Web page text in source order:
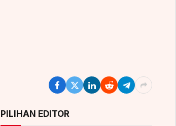
PILIHAN EDITOR